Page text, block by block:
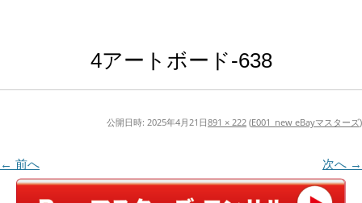
4アートボード-638
公開日時: 2025年4月21日891 × 222 (E001_new eBayマスターズ)
← 前へ 次へ →